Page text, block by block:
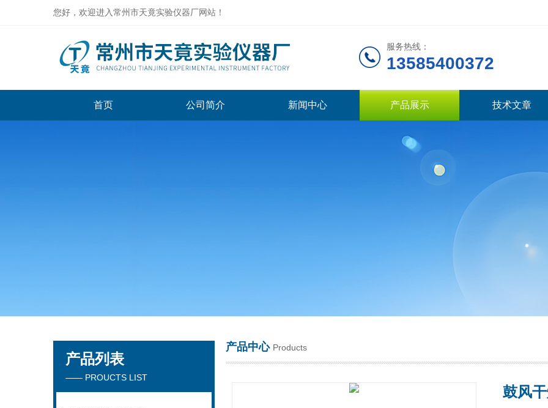
您好，欢迎进入常州市天竟实验仪器厂网站！
服务热线：
13585400372
首页 公司简介 新闻中心 产品展示 技术文章
产品列表
—— PROUCTS LIST
产品中心 Products
鼓风